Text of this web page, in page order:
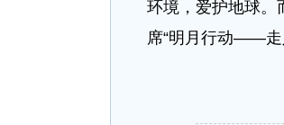
环境，爱护地球。
席“明月行动——走